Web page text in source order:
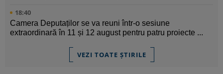
18:40
Camera Deputaților se va reuni într-o sesiune
extraordinară în 11 și 12 august pentru patru proiecte ...
VEZI TOATE ȘTIRILE